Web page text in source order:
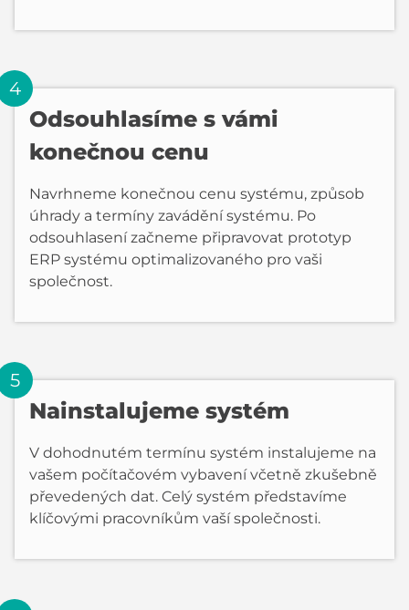
Odsouhlasíme s vámi
konečnou cenu
Navrhneme konečnou cenu systému, způsob
úhrady a termíny zavádění systému. Po
odsouhlasení začneme připravovat prototyp
ERP systému optimalizovaného pro vaši
společnost.
Nainstalujeme systém
V dohodnutém termínu systém instalujeme na
vašem počítačovém vybavení včetně zkušebně
převedených dat. Celý systém představíme
klíčovými pracovníkům vaší společnosti.